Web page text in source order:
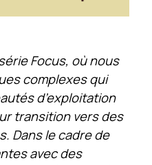
Focus, où nous
complexes qui
d’exploitation
transition vers des
Dans le cadre de
avec des